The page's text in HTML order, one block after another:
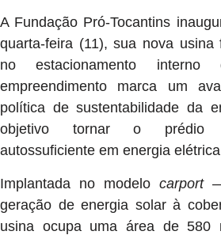
A Fundação Pró-Tocantins
quarta-feira (11), sua nova usina
no estacionamento
empreendimento marca um
política de sustentabilidade da
objetivo tornar o prédio
autossuficiente em energia
Implantada no modelo carport—
geração de energia solar à
usina ocupa uma área de 580